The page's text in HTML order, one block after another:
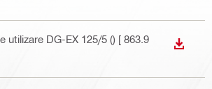
utilizare DG-EX 125/5 () [ 863.9